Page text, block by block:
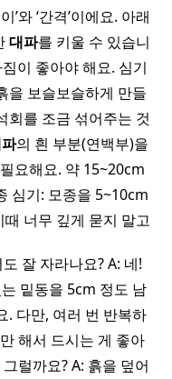
’와 ‘간격’이에요. 아래
대파를 키울 수 있습니
이 좋아야 해요. 심기
을 보슬보슬하게 만들
회를 조금 섞어주는 것
의 흰 부분(연백부)을
요해요. 약 15~20cm
심기: 모종을 5~10cm
너무 깊게 묻지 말고
잘 자라나요? A: 네!
밑동을 5cm 정도 남
. 다만, 여러 번 반복하
해서 드시는 게 좋아
럴까요? A: 흙을 덮어